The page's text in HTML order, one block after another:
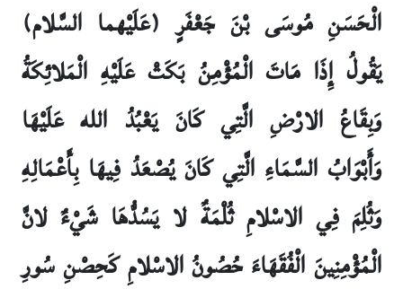
الْحَسَنِ مُوسَى بْنَ جَعْفَرٍ (عَلَيْهما السَّلام)
يَقُولُ إِذَا مَاتَ الْمُؤْمِنُ بَكَتْ عَلَيْهِ الْمَلائِكَةُ
وَبِقَاعُ الارْضِ الَّتِي كَانَ يَعْبُدُ الله عَلَيْهَا
وَأَبْوَابُ السَّمَاءِ الَّتِي كَانَ يُصْعَدُ فِيهَا بِأَعْمَالِهِ
وَثُلِمَ فِي الاسْلامِ ثُلْمَةٌ لا يَسُدُّهَا شَيْءٌ لانَّ
الْمُؤْمِنِينَ الْفُقَهَاءَ حُصُونُ الاسْلامِ كَحِصْنِ سُورِ